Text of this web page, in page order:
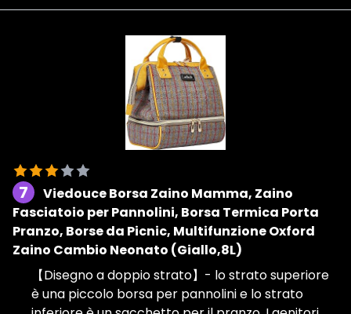
7
Viedouce Borsa Zaino Mamma, Zaino
Fasciatoio per Pannolini, Borsa Termica Porta
Pranzo, Borse da Picnic, Multifunzione Oxford
Zaino Cambio Neonato (Giallo,8L)
【Disegno a doppio strato】- lo strato superiore
è una piccolo borsa per pannolini e lo strato